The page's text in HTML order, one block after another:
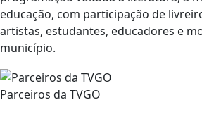
educação, com participação de
artistas, estudantes, educadores e
município.
Parceiros da TVGO